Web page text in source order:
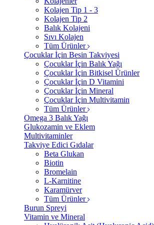
Kolajen Tip 1 - 3
Kolajen Tip 2
Balık Kolajeni
Sıvı Kolajen
Tüm Ürünler
Çocuklar İçin Besin Takviyesi
Çocuklar İçin Balık Yağı
Çocuklar İçin Bitkisel Ürünler
Çocuklar İçin D Vitamini
Çocuklar İçin Mineral
Çocuklar İçin Multivitamin
Tüm Ürünler
Omega 3 Balık Yağı
Glukozamin ve Eklem
Multivitaminler
Takviye Edici Gıdalar
Beta Glukan
Biotin
Bromelain
L-Karnitine
Karamürver
Tüm Ürünler
Burun Spreyi
Vitamin ve Mineral